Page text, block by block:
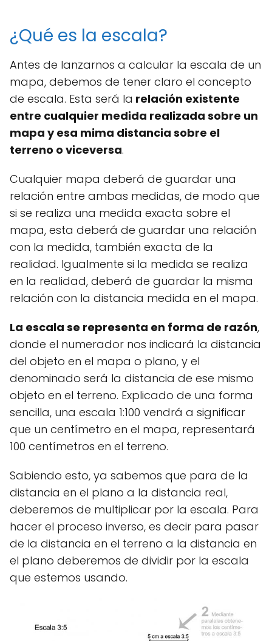
¿Qué es la escala?
Antes de lanzarnos a calcular la escala de un
mapa, debemos de tener claro el concepto
de escala. Esta será la relación existente
entre cualquier medida realizada sobre un
mapa y esa mima distancia sobre el
terreno o viceversa.
Cualquier mapa deberá de guardar una
relación entre ambas medidas, de modo que
si se realiza una medida exacta sobre el
mapa, esta deberá de guardar una relación
con la medida, también exacta de la
realidad. Igualmente si la medida se realiza
en la realidad, deberá de guardar la misma
relación con la distancia medida en el mapa.
La escala se representa en forma de razón,
donde el numerador nos indicará la distancia
del objeto en el mapa o plano, y el
denominado será la distancia de ese mismo
objeto en el terreno. Explicado de una forma
sencilla, una escala 1:100 vendrá a significar
que un centímetro en el mapa, representará
100 centímetros en el terreno.
Sabiendo esto, ya sabemos que para de la
distancia en el plano a la distancia real,
deberemos de multiplicar por la escala. Para
hacer el proceso inverso, es decir para pasar
de la distancia en el terreno a la distancia en
el plano deberemos de dividir por la escala
que estemos usando.